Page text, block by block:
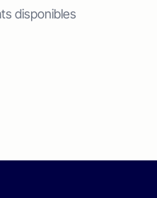
disponibles